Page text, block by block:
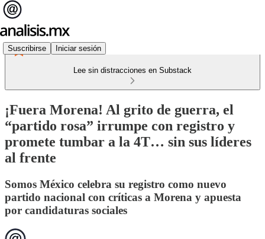
Suscribirse Iniciar sesión
Lee sin distracciones en Substack
¡Fuera Morena! Al grito de guerra, el
“partido rosa” irrumpe con registro y
promete tumbar a la 4T… sin sus líderes
al frente
Somos México celebra su registro como nuevo
partido nacional con críticas a Morena y apuesta
por candidaturas sociales